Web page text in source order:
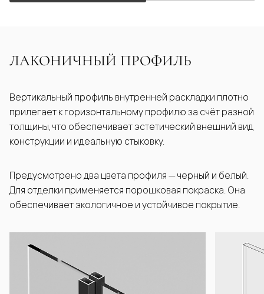
ЛАКОНИЧНЫЙ ПРОФИЛЬ
Вертикальный профиль внутренней раскладки плотно
прилегает к горизонтальному профилю за счёт разной
толщины, что обеспечивает эстетический внешний вид
конструкции и идеальную стыковку.
Предусмотрено два цвета профиля — черный и белый.
Для отделки применяется порошковая покраска. Она
обеспечивает экологичное и устойчивое покрытие.